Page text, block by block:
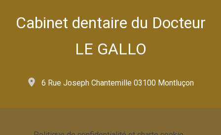
Cabinet dentaire du Docteur
LE GALLO
6 Rue Joseph Chantemille 03100 Montluçon